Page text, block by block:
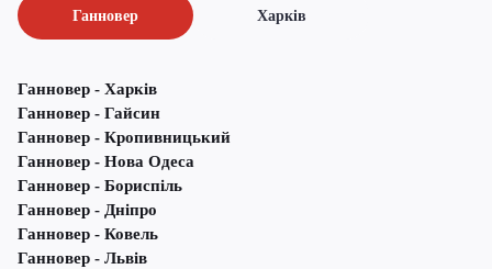
Ганновер Харків
Ганновер - Харків
Ганновер - Гайсин
Ганновер - Кропивницький
Ганновер - Нова Одеса
Ганновер - Бориспіль
Ганновер - Дніпро
Ганновер - Ковель
Ганновер - Львів